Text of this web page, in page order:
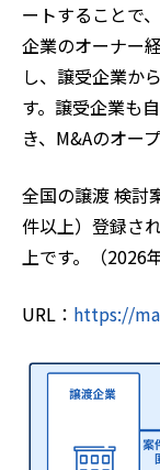
ートすることで
企業のオーナー
し、譲受企業か
す。譲受企業も
き、M&Aのオー
全国の譲渡 検討
件以上）登録さ
上です。（2026
URL： https://